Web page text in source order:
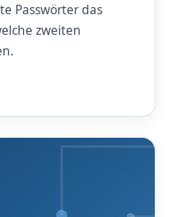
Passwörter das
zweiten